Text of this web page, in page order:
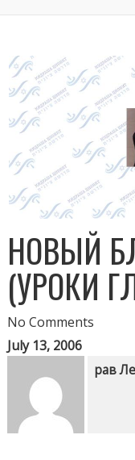
НОВЫЙ
(УРОКИ
No Comments
July 13, 2006
рав